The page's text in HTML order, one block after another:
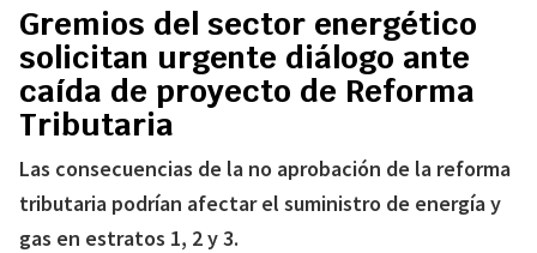
Gremios del sector energético
solicitan urgente diálogo ante
caída de proyecto de Reforma
Tributaria
Las consecuencias de la no aprobación de la reforma
tributaria podrían afectar el suministro de energía y
gas en estratos 1, 2 y 3.